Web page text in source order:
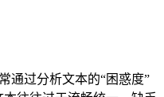
通过分析文本的“困惑度”